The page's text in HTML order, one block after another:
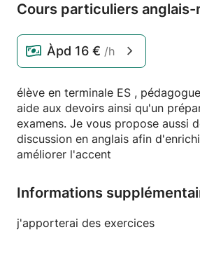
Cours particuliers anglais-
Àpd 16 € /h
élève en terminale ES ,
aide aux devoirs ainsi qu'un
examens. Je vous propose aussi
discussion en anglais afin
améliorer l'accent
Informations
j'apporterai des exercices